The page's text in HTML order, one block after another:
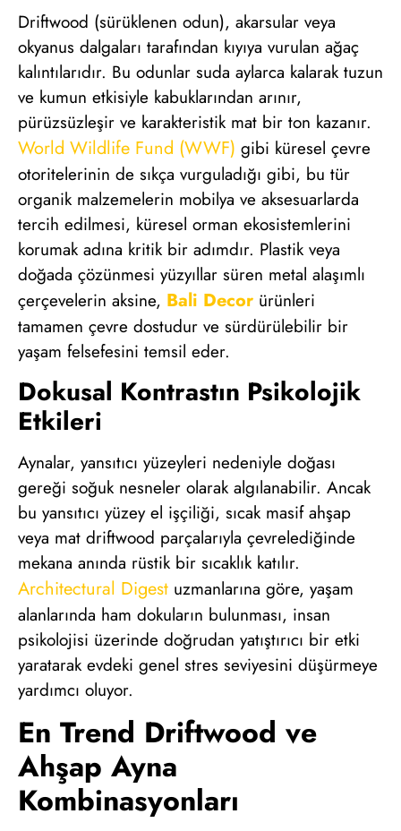
Driftwood (sürüklenen odun), akarsular veya
okyanus dalgaları tarafından kıyıya vurulan ağaç
kalıntılarıdır. Bu odunlar suda aylarca kalarak tuzun
ve kumun etkisiyle kabuklarından arınır,
pürüzsüzleşir ve karakteristik mat bir ton kazanır.
World Wildlife Fund (WWF) gibi küresel çevre
otoritelerinin de sıkça vurguladığı gibi, bu tür
organik malzemelerin mobilya ve aksesuarlarda
tercih edilmesi, küresel orman ekosistemlerini
korumak adına kritik bir adımdır. Plastik veya
doğada çözünmesi yüzyıllar süren metal alaşımlı
çerçevelerin aksine, Bali Decor ürünleri
tamamen çevre dostudur ve sürdürülebilir bir
yaşam felsefesini temsil eder.
Dokusal Kontrastın Psikolojik
Etkileri
Aynalar, yansıtıcı yüzeyleri nedeniyle doğası
gereği soğuk nesneler olarak algılanabilir. Ancak
bu yansıtıcı yüzey el işçiliği, sıcak masif ahşap
veya mat driftwood parçalarıyla çevrelediğinde
mekana anında rüstik bir sıcaklık katılır.
Architectural Digest uzmanlarına göre, yaşam
alanlarında ham dokuların bulunması, insan
psikolojisi üzerinde doğrudan yatıştırıcı bir etki
yaratarak evdeki genel stres seviyesini düşürmeye
yardımcı oluyor.
En Trend Driftwood ve
Ahşap Ayna
Kombinasyonları